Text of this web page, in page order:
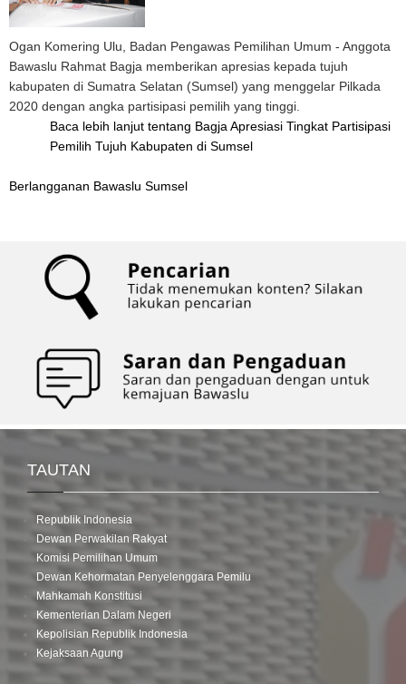
Ogan Komering Ulu, Badan Pengawas Pemilihan Umum - Anggota
Bawaslu Rahmat Bagja memberikan apresias kepada tujuh
kabupaten di Sumatra Selatan (Sumsel) yang menggelar Pilkada
2020 dengan angka partisipasi pemilih yang tinggi.
Baca lebih lanjut tentang Bagja Apresiasi Tingkat Partisipasi
Pemilih Tujuh Kabupaten di Sumsel
Berlangganan Bawaslu Sumsel
TAUTAN
Republik Indonesia
Dewan Perwakilan Rakyat
Komisi Pemilihan Umum
Dewan Kehormatan Penyelenggara Pemilu
Mahkamah Konstitusi
Kementerian Dalam Negeri
Kepolisian Republik Indonesia
Kejaksaan Agung